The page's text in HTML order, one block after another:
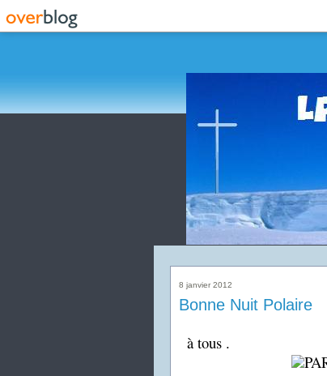
8 janvier 2012
Bonne Nuit Polaire
à tous .